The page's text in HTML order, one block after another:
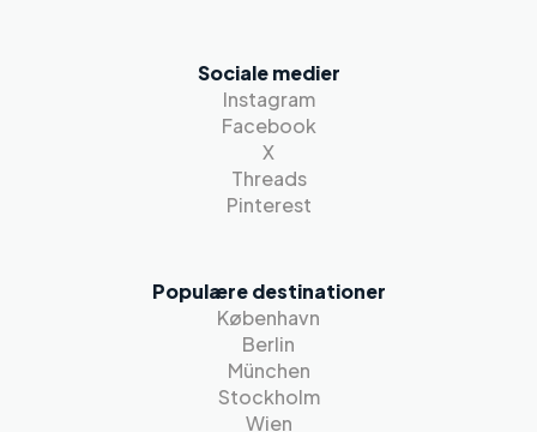
Sociale medier
Instagram
Facebook
X
Threads
Pinterest
Populære destinationer
København
Berlin
München
Stockholm
Wien